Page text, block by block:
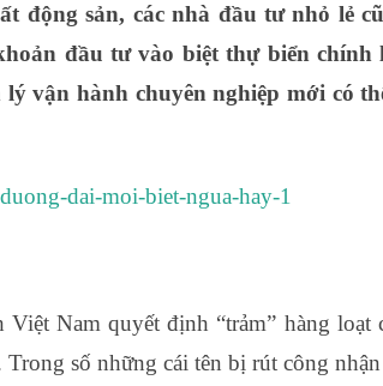
động sản, các nhà đầu tư nhỏ lẻ
đầu tư vào biệt thự biển
vận hành chuyên nghiệp mới có
Nam quyết định “trảm” hàng
số những cái tên bị rút công